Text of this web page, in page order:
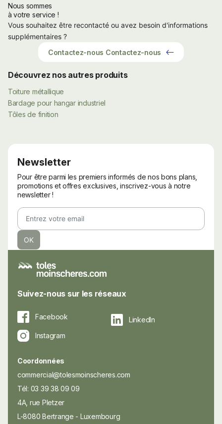
Nous sommes
à votre service !
Vous souhaitez être recontacté ou avez besoin d'informations
supplémentaires ?
Contactez-nous Contactez-nous
Découvrez nos autres produits
Toiture métallique
Bardage pour hangar industriel
Tôles de finition
Suivez-nous sur les réseaux
Facebook
LinkedIn
Instagram
Coordonnées
commercial@tolesmoinscheres.com
Tél: 03 39 38 09 09
4A, rue Pletzer
L-8080 Bertrange - Luxembourg
Newsletter
Pour être parmi les premiers informés de nos bons plans,
promotions et offres exclusives, inscrivez-vous à notre
newsletter !